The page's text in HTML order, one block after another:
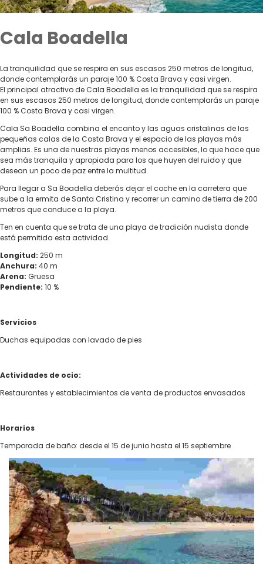
Cala Boadella
La tranquilidad que se respira en sus escasos 250 metros de longitud,
donde contemplarás un paraje 100 % Costa Brava y casi virgen.
El principal atractivo de Cala Boadella es la tranquilidad que se respira
en sus escasos 250 metros de longitud, donde contemplarás un paraje
100 % Costa Brava y casi virgen.
Cala Sa Boadella combina el encanto y las aguas cristalinas de las
pequeñas calas de la Costa Brava y el espacio de las playas más
amplias. Es una de nuestras playas menos accesibles, lo que hace que
sea más tranquila y apropiada para los que huyen del ruido y que
desean un poco de paz entre la multitud.
Para llegar a Sa Boadella deberás dejar el coche en la carretera que
sube a la ermita de Santa Cristina y recorrer un camino de tierra de 200
metros que conduce a la playa.
Ten en cuenta que se trata de una playa de tradición nudista donde
está permitida esta actividad.
Longitud: 250 m
Anchura: 40 m
Arena: Gruesa
Pendiente: 10 %
Servicios
Duchas equipadas con lavado de pies
Actividades de ocio:
Restaurantes y establecimientos de venta de productos envasados
Horarios
Temporada de baño: desde el 15 de junio hasta el 15 septiembre